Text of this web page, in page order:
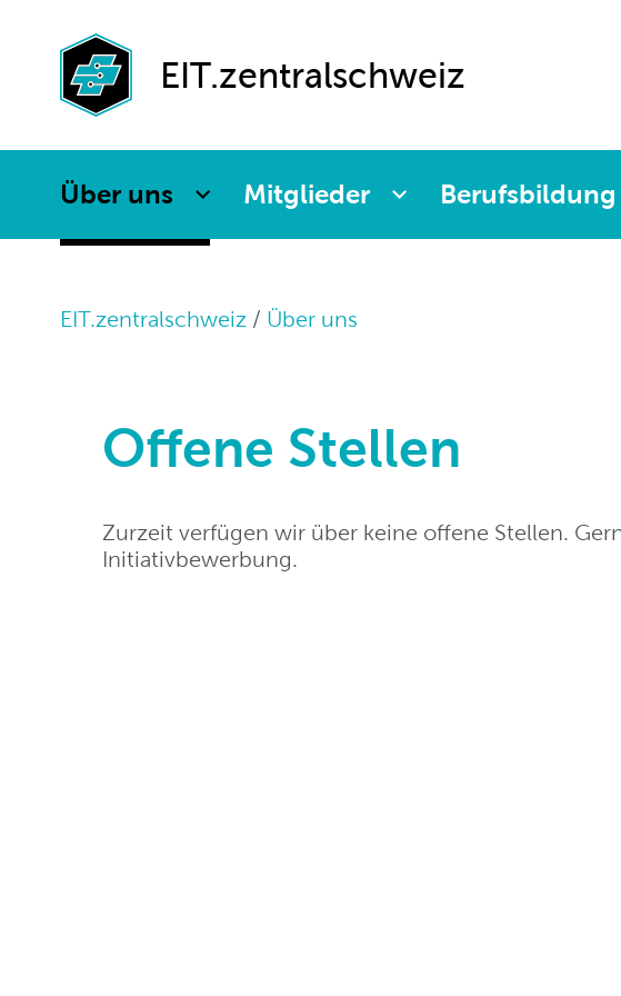
EIT.zentralschweiz
Über uns Mitglieder Berufsbildung
Agenda
Kommission
Partner
Seniorenabteilung
Ausleihmaterial
Generalversammlung
Schnuppernachmittag
tunZentralschweiz
ZEBI
EIT.zentralschweiz Über uns
Offene Stellen
Zurzeit verfügen wir über keine offene Stellen.
Initiativbewerbung.